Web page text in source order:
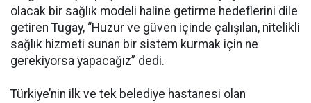
olacak bir sağlık modeli haline getirme hedeflerini dile
getiren Tugay, “Huzur ve güven içinde çalışılan, nitelikli
sağlık hizmeti sunan bir sistem kurmak için ne
gerekiyorsa yapacağız” dedi.
Türkiye’nin ilk ve tek belediye hastanesi olan